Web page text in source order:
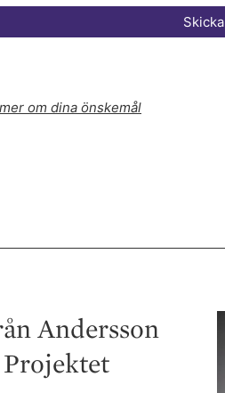
Skicka
om dina önskemål
Andersson